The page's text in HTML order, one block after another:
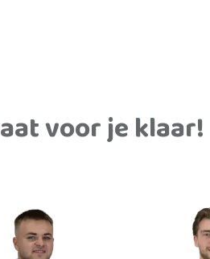
voor je klaar!